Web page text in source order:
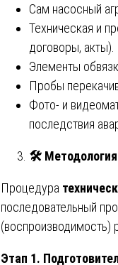
Сам насосный
Техническая и
договоры, акты).
Элементы
Пробы
Фото- и
последствия
🛠
Процедура
последовательный
(воспроизводимость)
Этап 1.